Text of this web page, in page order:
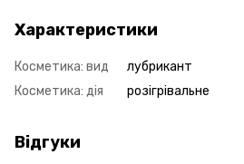
Характеристики
Косметика: вид
лубрикант
Косметика: дія
розігрівальне
Відгуки